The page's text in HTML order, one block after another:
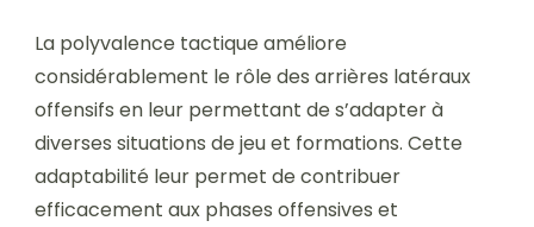
La polyvalence tactique améliore
considérablement le rôle des arrières latéraux
offensifs en leur permettant de s’adapter à
diverses situations de jeu et formations. Cette
adaptabilité leur permet de contribuer
efficacement aux phases offensives et